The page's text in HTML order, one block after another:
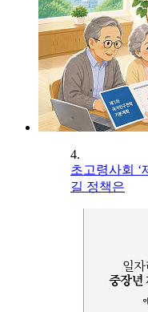
4.
초고령사회 ‘
길 정책은